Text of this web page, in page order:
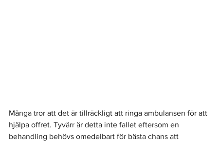
Många tror att det är tillräckligt att ringa ambulansen för att
hjälpa offret. Tyvärr är detta inte fallet eftersom en
behandling behövs omedelbart för bästa chans att